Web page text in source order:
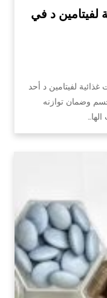
لفيتامين د في
غذائية لفيتامين د أحد
وضمان توازنه